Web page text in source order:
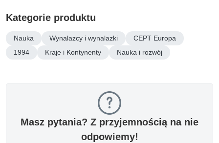
Kategorie produktu
Nauka Wynalazcy i wynalazki
CEPT Europa
1994
Kraje i Kontynenty Nauka i rozwój
Masz pytania? Z przyjemnością na nie
odpowiemy!